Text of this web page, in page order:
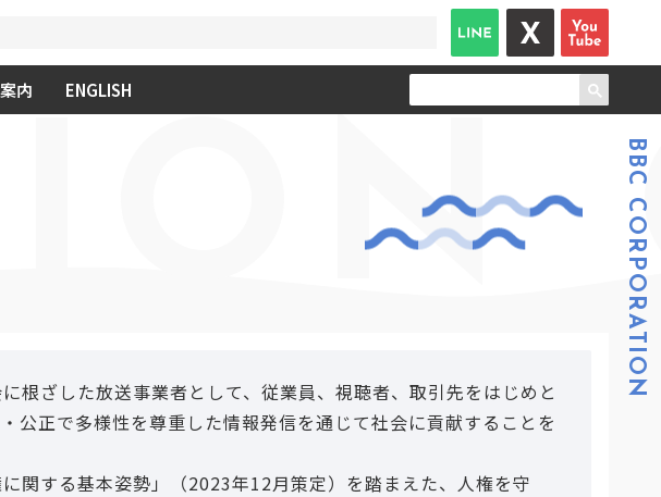
内 ENGLISH
BBC CORPORATION
根ざした放送事業者として、従業員、視聴者、取引先をはじめと
公正で多様性を尊重した情報発信を通じて社会に貢献することを
関する基本姿勢」（2023年12月策定）を踏まえた、人権を守